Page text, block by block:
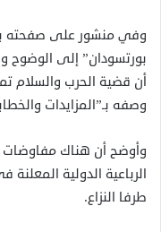
وفي منشور على صفحته
بورتسودان” إلى الوضوح
أن قضية الحرب والسلام
وصفه بـ”المزايدات
وأوضح أن هناك مفاوضات
طرفا النزاع.